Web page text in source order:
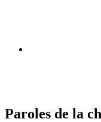
Paroles de la